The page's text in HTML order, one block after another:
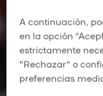
A continuación,
en la opción
estrictamente
"Rechazar" o
preferencias